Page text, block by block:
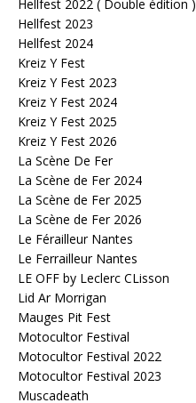
Hellfest 2022 ( Double édition )
Hellfest 2023
Hellfest 2024
Kreiz Y Fest
Kreiz Y Fest 2023
Kreiz Y Fest 2024
Kreiz Y Fest 2025
Kreiz Y Fest 2026
La Scène De Fer
La Scène de Fer 2024
La Scène de Fer 2025
La Scène de Fer 2026
Le Férailleur Nantes
Le Ferrailleur Nantes
LE OFF by Leclerc CLisson
Lid Ar Morrigan
Mauges Pit Fest
Motocultor Festival
Motocultor Festival 2022
Motocultor Festival 2023
Muscadeath